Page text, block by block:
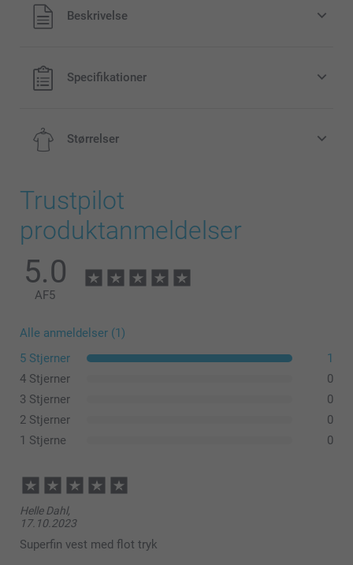
Alle priser inklusive moms og uden
forsendelsesomkostninger
Beskrivelse
Specifikationer
Tørretumbler:
Tørre:
Stryge:
Blege:
Kemisk rensning:
Størrelser
43 cm
Trustpilot
produktanmeldelser
5.0
AF5
Alle anmeldelser (1)
5 Stjerner
1
4 Stjerner
0
3 Stjerner
0
2 Stjerner
0
1 Stjerne
0
Helle Dahl,
17.10.2023
Superfin vest med flot tryk